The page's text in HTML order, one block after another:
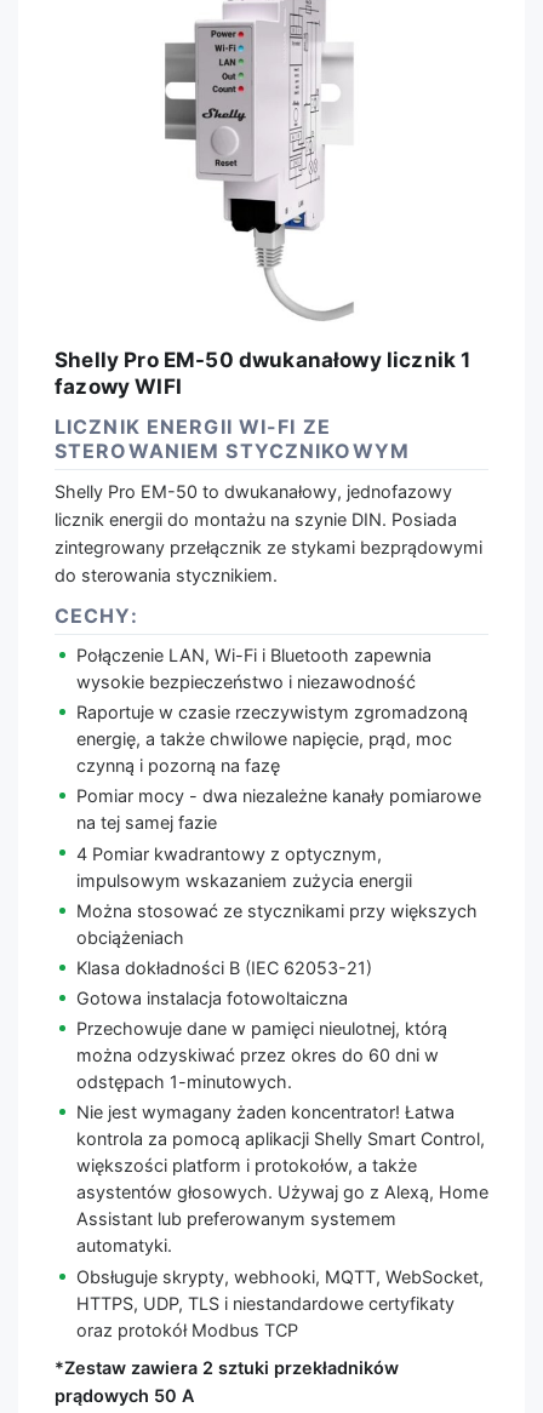
Shelly Pro EM-50 dwukanałowy licznik 1
fazowy WIFI
LICZNIK ENERGII WI-FI ZE
STEROWANIEM STYCZNIKOWYM
Shelly Pro EM-50 to dwukanałowy, jednofazowy
licznik energii do montażu na szynie DIN. Posiada
zintegrowany przełącznik ze stykami bezprądowymi
do sterowania stycznikiem.
CECHY:
Połączenie LAN, Wi-Fi i Bluetooth zapewnia
wysokie bezpieczeństwo i niezawodność
Raportuje w czasie rzeczywistym zgromadzoną
energię, a także chwilowe napięcie, prąd, moc
czynną i pozorną na fazę
Pomiar mocy - dwa niezależne kanały pomiarowe
na tej samej fazie
4 Pomiar kwadrantowy z optycznym,
impulsowym wskazaniem zużycia energii
Można stosować ze stycznikami przy większych
obciążeniach
Klasa dokładności B (IEC 62053-21)
Gotowa instalacja fotowoltaiczna
Przechowuje dane w pamięci nieulotnej, którą
można odzyskiwać przez okres do 60 dni w
odstępach 1-minutowych.
Nie jest wymagany żaden koncentrator! Łatwa
kontrola za pomocą aplikacji Shelly Smart Control,
większości platform i protokołów, a także
asystentów głosowych. Używaj go z Alexą, Home
Assistant lub preferowanym systemem
automatyki.
Obsługuje skrypty, webhooki, MQTT, WebSocket,
HTTPS, UDP, TLS i niestandardowe certyfikaty
oraz protokół Modbus TCP
*Zestaw zawiera 2 sztuki przekładników
prądowych 50 A